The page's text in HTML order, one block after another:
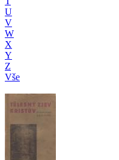
U
V
W
X
Y
Z
Vše